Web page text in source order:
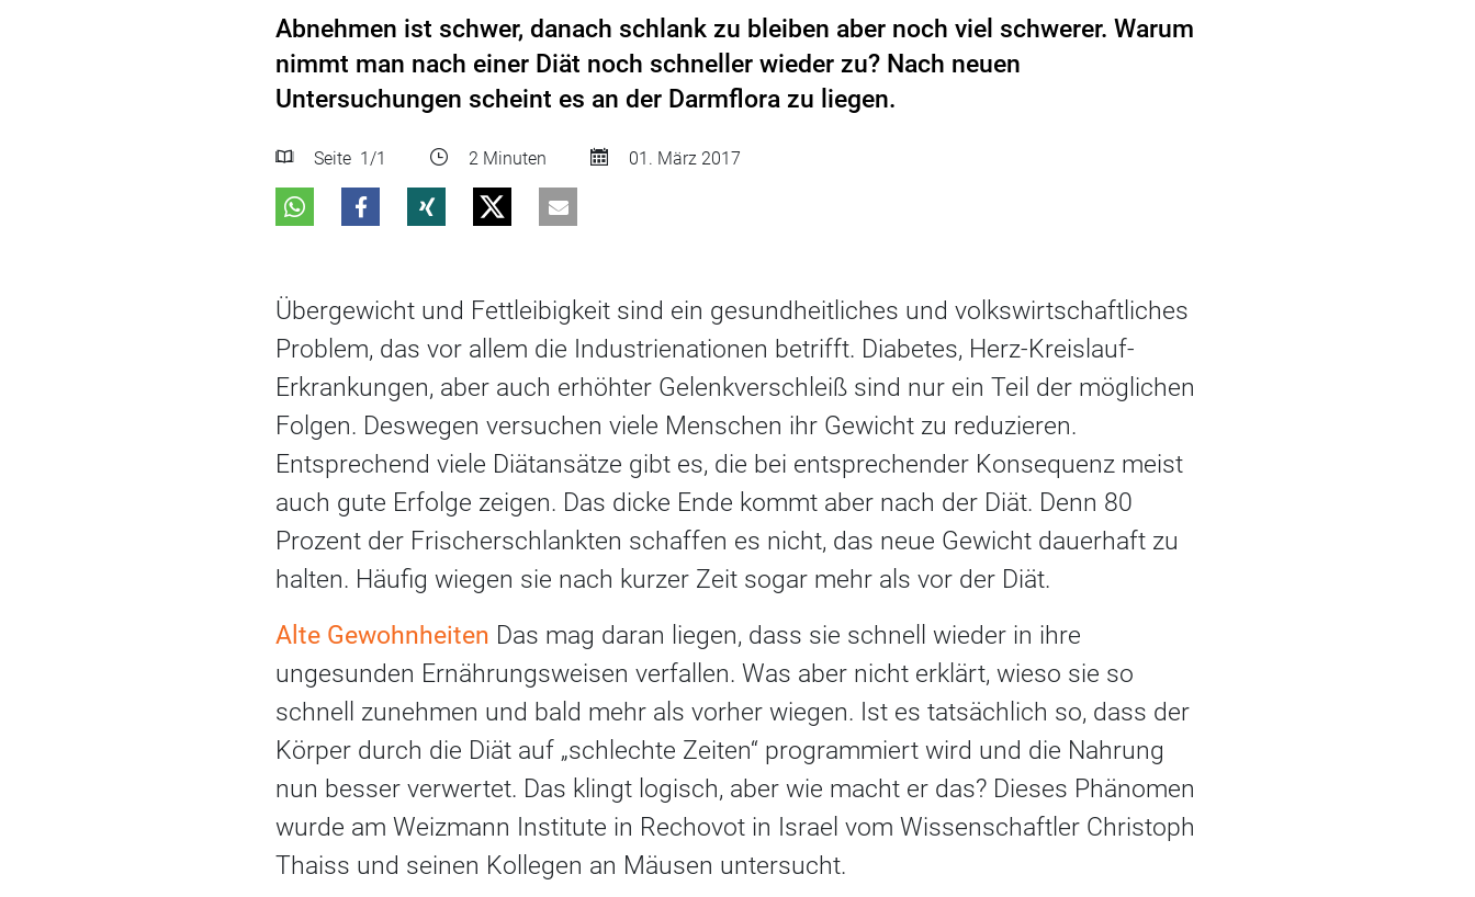
Abnehmen ist schwer, danach schlank zu bleiben aber noch viel schwerer. Warum
nimmt man nach einer Diät noch schneller wieder zu? Nach neuen
Untersuchungen scheint es an der Darmflora zu liegen.
Seite 1/1 2 Minuten 01. März 2017
Übergewicht und Fettleibigkeit sind ein gesundheitliches und volkswirtschaftliches
Problem, das vor allem die Industrienationen betrifft. Diabetes, Herz-Kreislauf-
Erkrankungen, aber auch erhöhter Gelenkverschleiß sind nur ein Teil der möglichen
Folgen. Deswegen versuchen viele Menschen ihr Gewicht zu reduzieren.
Entsprechend viele Diätansätze gibt es, die bei entsprechender Konsequenz meist
auch gute Erfolge zeigen. Das dicke Ende kommt aber nach der Diät. Denn 80
Prozent der Frischerschlankten schaffen es nicht, das neue Gewicht dauerhaft zu
halten. Häufig wiegen sie nach kurzer Zeit sogar mehr als vor der Diät.
Alte Gewohnheiten Das mag daran liegen, dass sie schnell wieder in ihre
ungesunden Ernährungsweisen verfallen. Was aber nicht erklärt, wieso sie so
schnell zunehmen und bald mehr als vorher wiegen. Ist es tatsächlich so, dass der
Körper durch die Diät auf „schlechte Zeiten“ programmiert wird und die Nahrung
nun besser verwertet. Das klingt logisch, aber wie macht er das? Dieses Phänomen
wurde am Weizmann Institute in Rechovot in Israel vom Wissenschaftler Christoph
Thaiss und seinen Kollegen an Mäusen untersucht.